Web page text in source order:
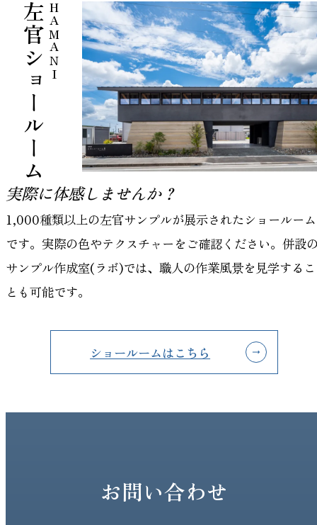
HAMANI
左官ショールーム
実際に体感しませんか？
1,000種類以上の左官サンプルが展示されたショールーム
です。実際の色やテクスチャーをご確認ください。併設
サンプル作成室(ラボ)では、職人の作業風景を見学するこ
とも可能です。
ショールームはこちら
お問い合わせ